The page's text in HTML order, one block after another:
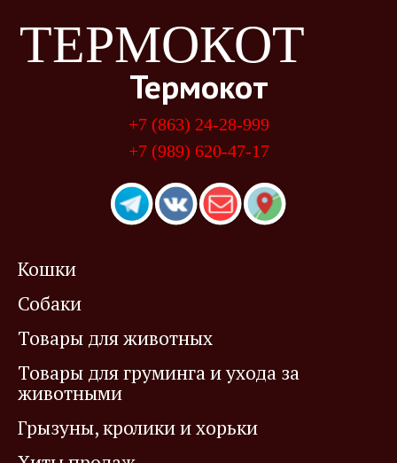
ТЕРМОКОТ
Термокот
+7 (863) 24-28-999
+7 (989) 620-47-17
Кошки
Собаки
Товары для животных
Товары для груминга и ухода за
животными
Грызуны, кролики и хорьки